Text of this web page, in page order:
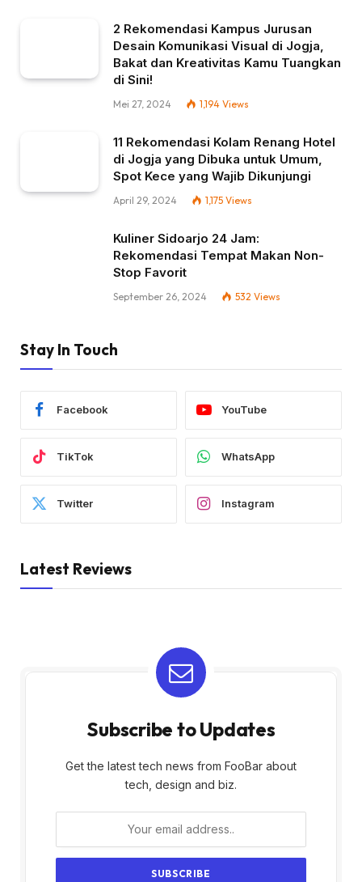
2 Rekomendasi Kampus Jurusan
Desain Komunikasi Visual di Jogja,
Bakat dan Kreativitas Kamu Tuangkan
di Sini!
Mei 27, 2024 1,194 Views
11 Rekomendasi Kolam Renang Hotel
di Jogja yang Dibuka untuk Umum,
Spot Kece yang Wajib Dikunjungi
April 29, 2024 1,175 Views
Kuliner Sidoarjo 24 Jam:
Rekomendasi Tempat Makan Non-
Stop Favorit
September 26, 2024 532 Views
Stay In Touch
Facebook YouTube
TikTok WhatsApp
Twitter Instagram
Latest Reviews
Subscribe to Updates
Get the latest tech news from FooBar about
tech, design and biz.